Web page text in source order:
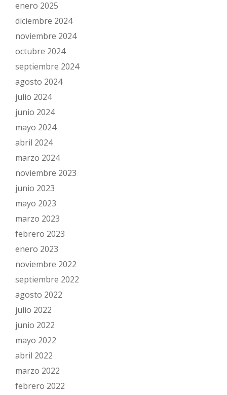
enero 2025
diciembre 2024
noviembre 2024
octubre 2024
septiembre 2024
agosto 2024
julio 2024
junio 2024
mayo 2024
abril 2024
marzo 2024
noviembre 2023
junio 2023
mayo 2023
marzo 2023
febrero 2023
enero 2023
noviembre 2022
septiembre 2022
agosto 2022
julio 2022
junio 2022
mayo 2022
abril 2022
marzo 2022
febrero 2022